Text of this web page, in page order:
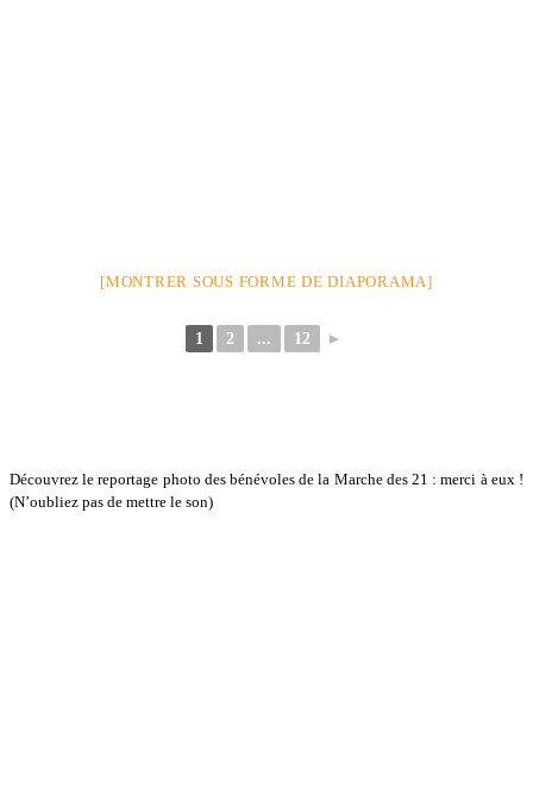
[MONTRER SOUS FORME DE DIAPORAMA]
1 2 ... 12 ►
Découvrez le reportage photo des bénévoles de la Marche des 21 : merci à eux !
(N’oubliez pas de mettre le son)